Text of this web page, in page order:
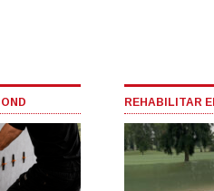
REHABILITAR